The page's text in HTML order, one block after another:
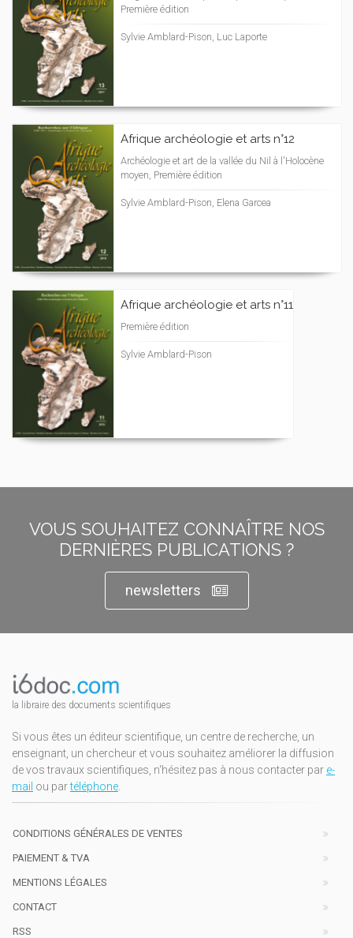
Première édition
Sylvie Amblard-Pison, Luc Laporte
Afrique archéologie et arts n°12
Archéologie et art de la vallée du Nil à l'Holocène
moyen, Première édition
Sylvie Amblard-Pison, Elena Garcea
Afrique archéologie et arts n°11
Première édition
Sylvie Amblard-Pison
VOUS SOUHAITEZ CONNAÎTRE NOS
DERNIÈRES PUBLICATIONS ?
newsletters
la libraire des documents scientifiques
Si vous êtes un éditeur scientifique, un centre de recherche, un
enseignant, un chercheur et vous souhaitez améliorer la diffusion
de vos travaux scientifiques, n'hésitez pas à nous contacter par e-
mail ou partéléphone
CONDITIONS GÉNÉRALES DE VENTES
PAIEMENT & TVA
MENTIONS LÉGALES
CONTACT
RSS